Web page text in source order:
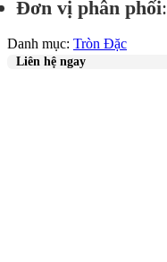
Đơn vị phân phối
Danh mục: Tròn Đặc
Liên hệ ngay